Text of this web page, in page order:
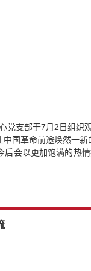
党支部于7月2日组织
国革命前途焕然一新
会以更加饱满的热